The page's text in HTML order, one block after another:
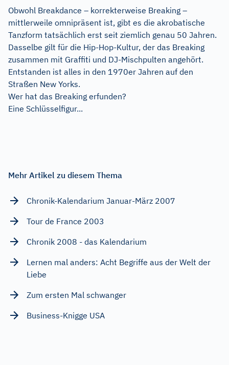
Obwohl Breakdance – korrekterweise Breaking –
mittlerweile omnipräsent ist, gibt es die akrobatische
Tanzform tatsächlich erst seit ziemlich genau 50 Jahren.
Dasselbe gilt für die Hip-Hop-Kultur, der das Breaking
zusammen mit Graffiti und DJ-Mischpulten angehört.
Entstanden ist alles in den 1970er Jahren auf den
Straßen New Yorks.
Wer hat das Breaking erfunden?
Eine Schlüsselfigur...
Mehr Artikel zu diesem Thema
Chronik-Kalendarium Januar-März 2007
Tour de France 2003
Chronik 2008 - das Kalendarium
Lernen mal anders: Acht Begriffe aus der Welt der
Liebe
Zum ersten Mal schwanger
Business-Knigge USA